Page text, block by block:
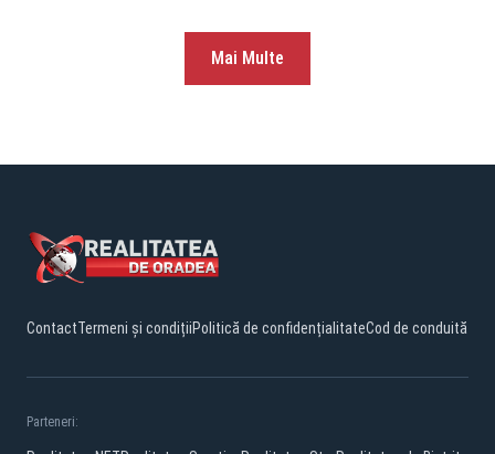
Mai Multe
ContactTermeni și condițiiPolitică de confidențialitateCod de conduită
Parteneri: